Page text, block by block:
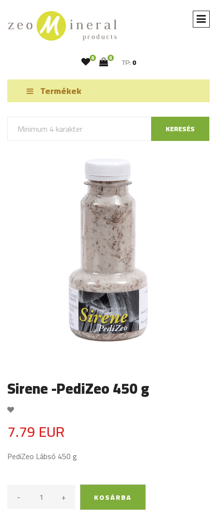
0 0 TP:0
Termékek
KERESÉS
Sirene -PediZeo 450 g
7.79 EUR
PediZeo Lábsó 450 g
- + KOSÁRBA